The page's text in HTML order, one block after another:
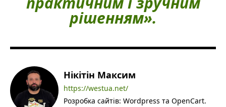
рішенням».
Нікітін Максим
https://westua.net/
Розробка сайтів: Wordpress та OpenCart.